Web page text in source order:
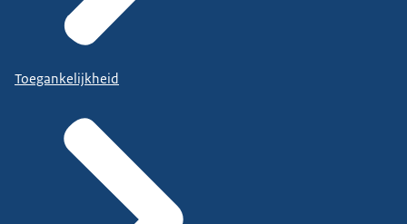
Toegankelijkheid